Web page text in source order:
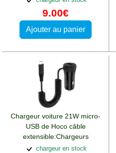
9.00€
Ajouter au panier
Chargeur voiture 21W micro-
USB de Hoco câble
extensible:Chargeurs
Blackberry DTEK50
chargeur en stock